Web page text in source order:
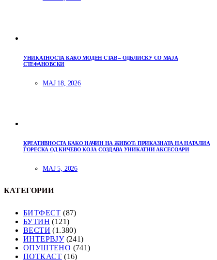
УНИКАТНОСТА КАКО МОДЕН СТАВ – ОДБЛИСКУ СО МАЈА
СТЕФАНОВСКИ
МАЈ 18, 2026
КРЕАТИВНОСТА КАКО НАЧИН НА ЖИВОТ: ПРИКАЗНАТА НА НАТАЛИА
ЃОРЕСКА ОД КИЧЕВО КОЈА СОЗДАВА УНИКАТНИ АКСЕСОАРИ
МАЈ 5, 2026
КАТЕГОРИИ
БИТФЕСТ (87)
БУТИН (121)
ВЕСТИ (1.380)
ИНТЕРВЈУ(241)
ОПУШТЕНО (741)
ПОТКАСТ (16)